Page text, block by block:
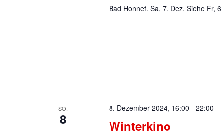
Bad Honnef. Sa, 7. Dez. Siehe Fr,
SO.
8 Winterkino
8. Dezember 2024, 16:00 - 22:00